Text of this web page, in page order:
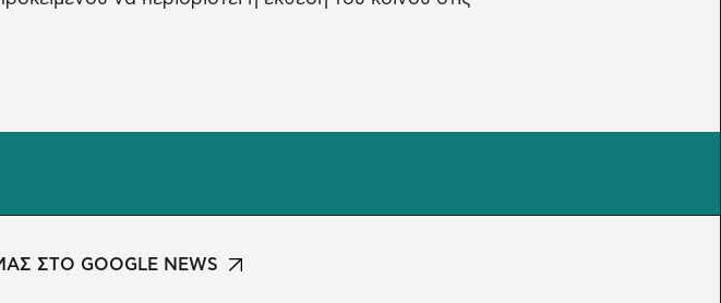
ΣΤΟ GOOGLE NEWS